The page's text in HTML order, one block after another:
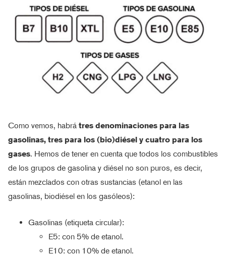
Como vemos, habrá tres denominaciones para las
gasolinas, tres para los (bio)diésel y cuatro para los
gases. Hemos de tener en cuenta que todos los combustibles
de los grupos de gasolina y diésel no son puros, es decir,
están mezclados con otras sustancias (etanol en las
gasolinas, biodiésel en los gasóleos):
Gasolinas (etiqueta circular):
E5: con 5% de etanol.
E10: con 10% de etanol.